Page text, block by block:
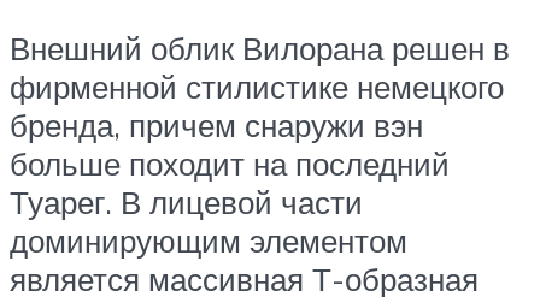
Внешний облик Вилорана решен в
фирменной стилистике немецкого
бренда, причем снаружи вэн
больше походит на последний
Туарег. В лицевой части
доминирующим элементом
является массивная Т-образная